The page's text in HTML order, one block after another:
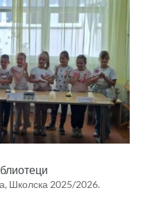
, Школска 2025/2026.